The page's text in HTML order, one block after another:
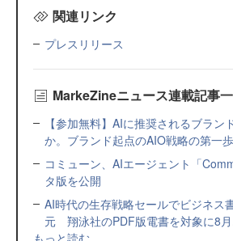
関連リンク
プレスリリース
MarkeZineニュース連載記事
【参加無料】AIに推奨されるブラン
か。ブランド起点のAIO戦略の第一歩
コミューン、AIエージェント「
タ版を公開
AI時代の生存戦略セールでビジネス
元 翔泳社のPDF版電書を対象に8
もっと読む